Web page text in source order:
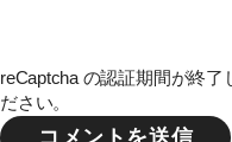
reCaptcha の認証期間が終了
ださい。